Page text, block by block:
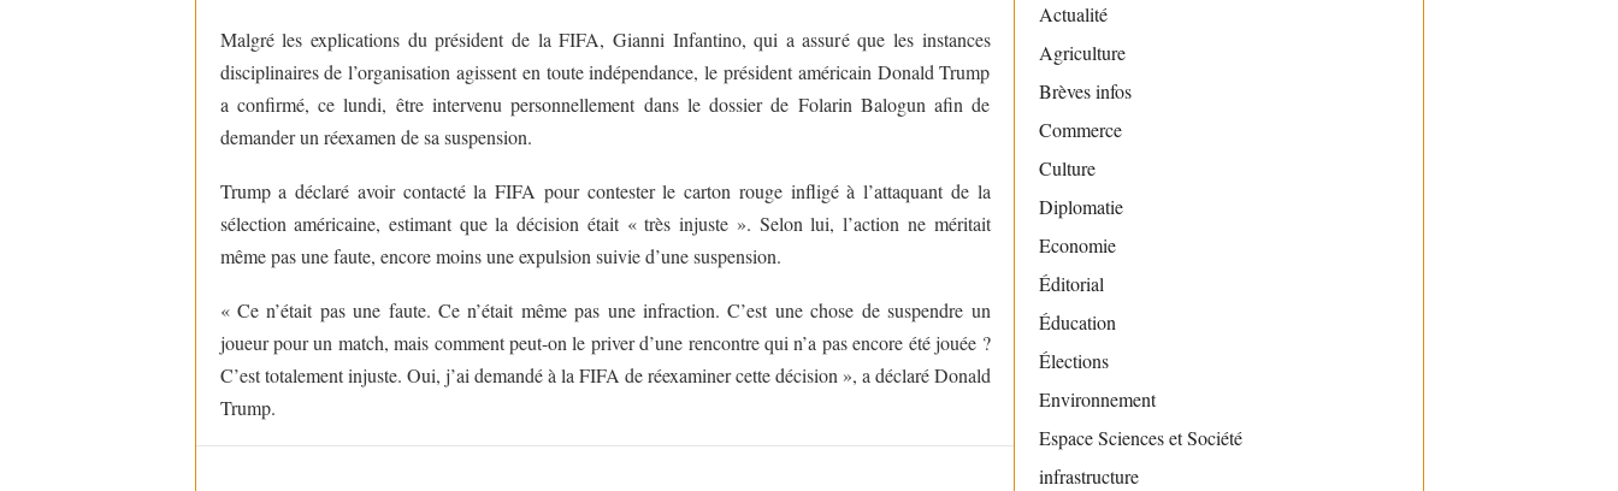
Malgré les explications du président de la FIFA, Gianni Infantino, qui a assuré que les instances
disciplinaires de l’organisation agissent en toute indépendance, le président américain Donald Trump
a confirmé, ce lundi, être intervenu personnellement dans le dossier de Folarin Balogun afin de
demander un réexamen de sa suspension.
Trump a déclaré avoir contacté la FIFA pour contester le carton rouge infligé à l’attaquant de la
sélection américaine, estimant que la décision était « très injuste ». Selon lui, l’action ne méritait
même pas une faute, encore moins une expulsion suivie d’une suspension.
« Ce n’était pas une faute. Ce n’était même pas une infraction. C’est une chose de suspendre un
joueur pour un match, mais comment peut-on le priver d’une rencontre qui n’a pas encore été jouée ?
C’est totalement injuste. Oui, j’ai demandé à la FIFA de réexaminer cette décision », a déclaré Donald
Trump.
Actualité
Agriculture
Brèves infos
Commerce
Culture
Diplomatie
Economie
Éditorial
Éducation
Élections
Environnement
Espace Sciences et Société
infrastructure